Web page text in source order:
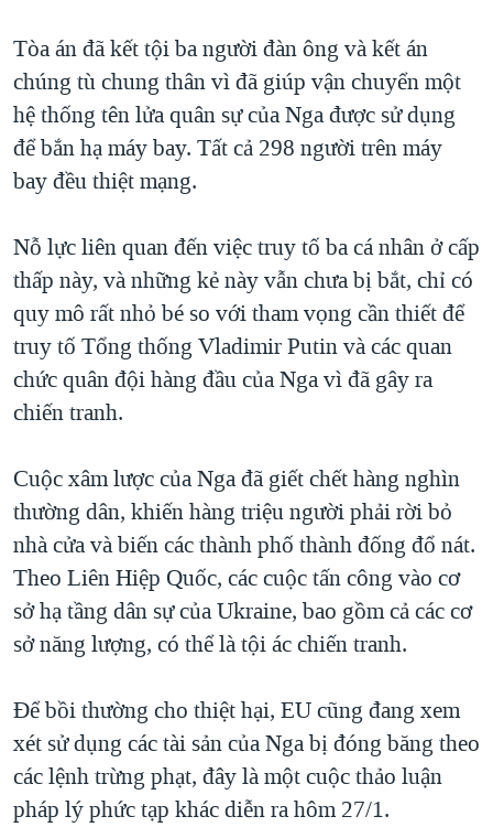
Tòa án đã kết tội ba người đàn ông và kết án
chúng tù chung thân vì đã giúp vận chuyển một
hệ thống tên lửa quân sự của Nga được sử dụng
để bắn hạ máy bay. Tất cả 298 người trên máy
bay đều thiệt mạng.
Nỗ lực liên quan đến việc truy tố ba cá nhân ở cấp
thấp này, và những kẻ này vẫn chưa bị bắt, chỉ có
quy mô rất nhỏ bé so với tham vọng cần thiết để
truy tố Tổng thống Vladimir Putin và các quan
chức quân đội hàng đầu của Nga vì đã gây ra
chiến tranh.
Cuộc xâm lược của Nga đã giết chết hàng nghìn
thường dân, khiến hàng triệu người phải rời bỏ
nhà cửa và biến các thành phố thành đống đổ nát.
Theo Liên Hiệp Quốc, các cuộc tấn công vào cơ
sở hạ tầng dân sự của Ukraine, bao gồm cả các cơ
sở năng lượng, có thể là tội ác chiến tranh.
Để bồi thường cho thiệt hại, EU cũng đang xem
xét sử dụng các tài sản của Nga bị đóng băng theo
các lệnh trừng phạt, đây là một cuộc thảo luận
pháp lý phức tạp khác diễn ra hôm 27/1.